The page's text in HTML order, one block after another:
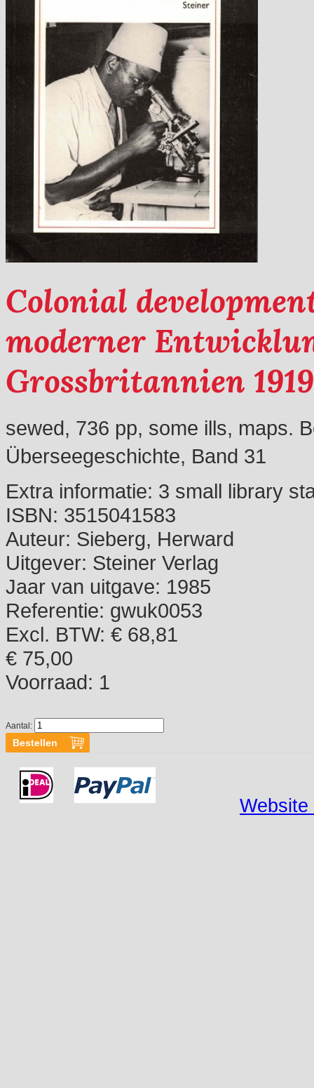
Colonial
moderner
Grossbritannien
sewed, 736 pp, some ills, maps.
Überseegeschichte, Band 31
Extra informatie: 3 small library
ISBN: 3515041583
Auteur: Sieberg, Herward
Uitgever: Steiner Verlag
Jaar van uitgave: 1985
Referentie: gwuk0053
Excl. BTW: € 68,81
€ 75,00
Voorraad: 1
Aantal:
Website